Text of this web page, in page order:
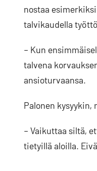
nostaa
talvikaudella
– Kun
talvena
ansioturvaansa.
Palonen
– Vaikuttaa siltä,
tietyillä aloilla.